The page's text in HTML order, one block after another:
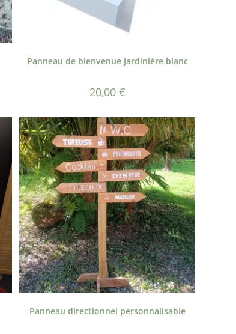
Panneau de bienvenue jardinière blanc
20,00 €
Panneau directionnel personnalisable